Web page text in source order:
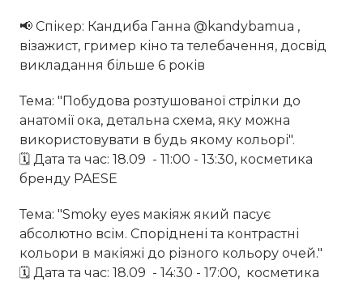
📢 Спікер: Кандиба Ганна @kandybamua ,
візажист, гример кіно та телебачення, досвід
викладання більше 6 років⠀
Тема: "Побудова розтушованої стрілки до
анатомії ока, детальна схема, яку можна
використовувати в будь якому кольорі".
🗓 Дата та час: 18.09 - 11:00 - 13:30, косметика
бренду PAESE⠀
Тема: "Smoky eyes макіяж який пасує
абсолютно всім. Споріднені та контрастні
кольори в макіяжі до різного кольору очей."
🗓 Дата та час: 18.09 - 14:30 - 17:00, косметика